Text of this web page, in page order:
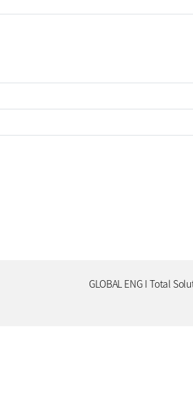
GLOBAL ENG I Total